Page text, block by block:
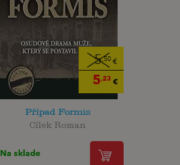
5,50€
5,23€
Případ Formis
Cílek Roman
Na sklade